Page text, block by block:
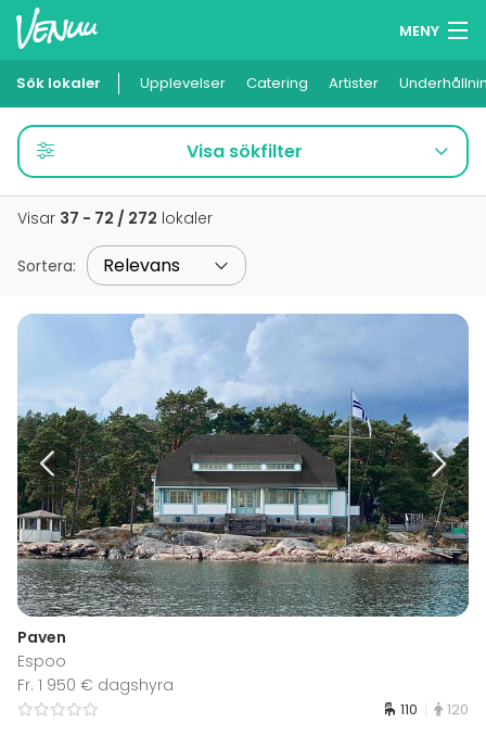
MENY
Minneslista
Logga in
Svenska
Sök lokaler Upplevelser Catering Artister
Visa sökfilter
Visar 37 - 72 / 272 lokaler
Sortera:
Paven
Espoo
Fr. 1 950 € dagshyra
110 120